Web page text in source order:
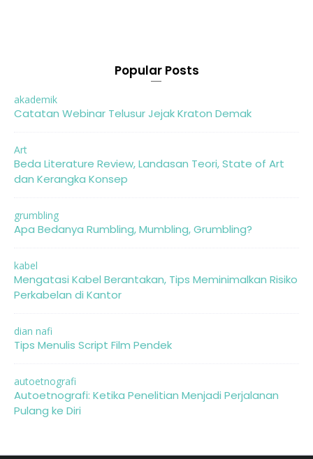
Popular Posts
akademik
Catatan Webinar Telusur Jejak Kraton Demak
Art
Beda Literature Review, Landasan Teori, State of Art
dan Kerangka Konsep
grumbling
Apa Bedanya Rumbling, Mumbling, Grumbling?
kabel
Mengatasi Kabel Berantakan, Tips Meminimalkan Risiko
Perkabelan di Kantor
dian nafi
Tips Menulis Script Film Pendek
autoetnografi
Autoetnografi: Ketika Penelitian Menjadi Perjalanan
Pulang ke Diri